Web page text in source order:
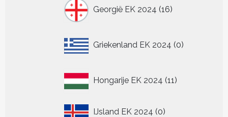
Georgië EK 2024 16
producten
Griekenland EK 2024 0
producten
Hongarije EK 2024 11
producten
IJsland EK 2024 00